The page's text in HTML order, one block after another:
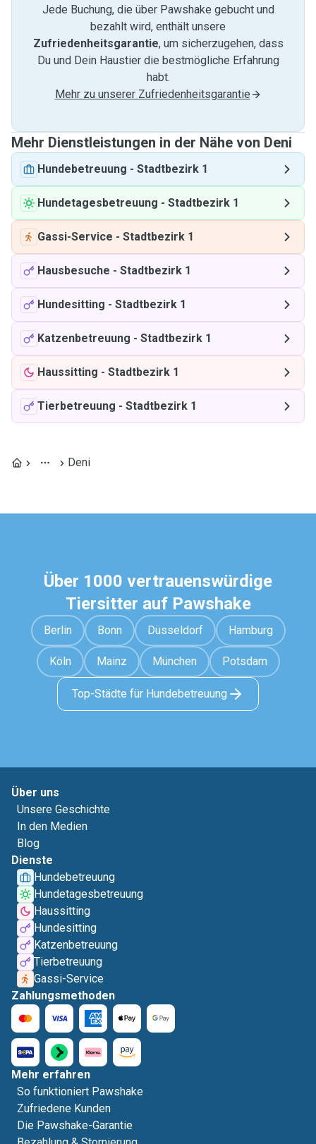
Jede Buchung, die über Pawshake gebucht und
bezahlt wird, enthält unsere
Zufriedenheitsgarantie, um sicherzugehen, dass
Du und Dein Haustier die bestmögliche Erfahrung
habt.
Mehr zu unserer Zufriedenheitsgarantie
Mehr Dienstleistungen in der Nähe von Deni
Hundebetreuung - Stadtbezirk 1
Hundetagesbetreuung - Stadtbezirk 1
Gassi-Service - Stadtbezirk 1
Hausbesuche - Stadtbezirk 1
Hundesitting - Stadtbezirk 1
Katzenbetreuung - Stadtbezirk 1
Haussitting - Stadtbezirk 1
Tierbetreuung - Stadtbezirk 1
Deni
Über 1000 vertrauenswürdige
Tiersitter auf Pawshake
Berlin Bonn Düsseldorf Hamburg
Köln Mainz München Potsdam
Top-Städte für Hundebetreuung
Über uns
Unsere Geschichte
In den Medien
Blog
Dienste
Hundebetreuung
Hundetagesbetreuung
Haussitting
Hundesitting
Katzenbetreuung
Tierbetreuung
Gassi-Service
Zahlungsmethoden
Mehr erfahren
So funktioniert Pawshake
Zufriedene Kunden
Die Pawshake-Garantie